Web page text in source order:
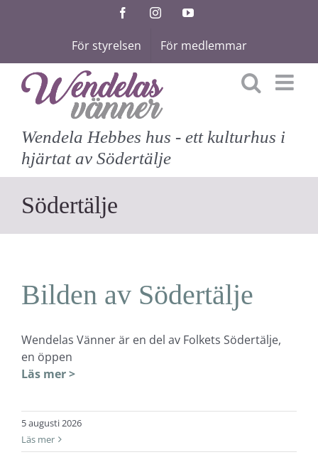
FacebookInstagramYouTube
För styrelsen För medlemmar
Wendela Hebbes hus - ett kulturhus i
hjärtat av Södertälje
Södertälje
Bilden av Södertälje
Wendelas Vänner är en del av Folkets Södertälje,
en öppen
Läs mer >
5 augusti 2026
Läs mer